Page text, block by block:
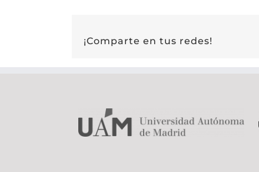
¡Comparte en tus redes!